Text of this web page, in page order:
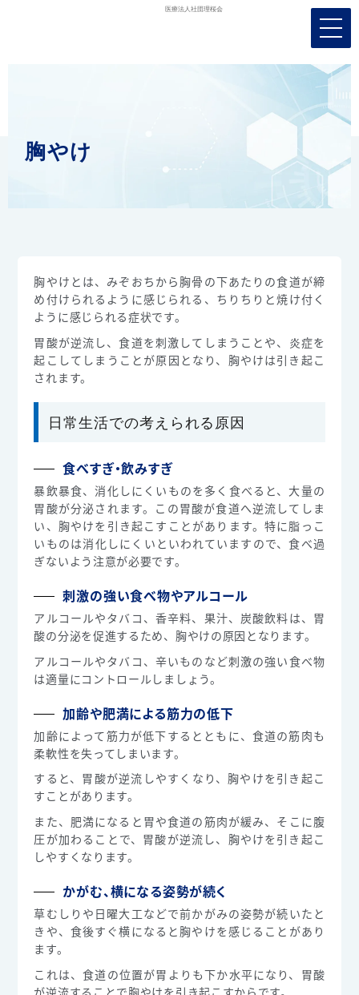
メ
ニ
ュ
ー
を
開
く
胸やけ
胸やけとは、みぞおちから胸骨の下あたりの食道が締
め付けられるように感じられる、ちりちりと焼け付く
ように感じられる症状です。
胃酸が逆流し、食道を刺激してしまうことや、炎症を
起こしてしまうことが原因となり、胸やけは引き起こ
されます。
日常生活での考えられる原因
食べすぎ・飲みすぎ
暴飲暴食、消化しにくいものを多く食べると、大量の
胃酸が分泌されます。この胃酸が食道へ逆流してしま
い、胸やけを引き起こすことがあります。特に脂っこ
いものは消化しにくいといわれていますので、食べ過
ぎないよう注意が必要です。
刺激の強い食べ物やアルコール
アルコールやタバコ、香辛料、果汁、炭酸飲料は、胃
酸の分泌を促進するため、胸やけの原因となります。
アルコールやタバコ、辛いものなど刺激の強い食べ物
は適量にコントロールしましょう。
加齢や肥満による筋力の低下
加齢によって筋力が低下するとともに、食道の筋肉も
柔軟性を失ってしまいます。
すると、胃酸が逆流しやすくなり、胸やけを引き起こ
すことがあります。
また、肥満になると胃や食道の筋肉が緩み、そこに腹
圧が加わることで、胃酸が逆流し、胸やけを引き起こ
しやすくなります。
かがむ、横になる姿勢が続く
草むしりや日曜大工などで前かがみの姿勢が続いたと
きや、食後すぐ横になると胸やけを感じることがあり
ます。
これは、食道の位置が胃よりも下か水平になり、胃酸
が逆流することで胸やけを引き起こすからです。